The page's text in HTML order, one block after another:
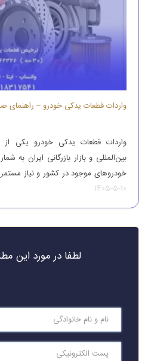
واردات قطعات یدکی خودرو – راهنمای
واردات قطعات یدکی خودرو یکی از
بین‌المللی و بازار بازرگانی ایران به
خودروهای موجود در کشور و نیاز مستمر
قطعات یدکی همواره از تقاضای
که قصد واردات قطعات یدکی خودرو را
1405-5-10
لطفا در مورد این